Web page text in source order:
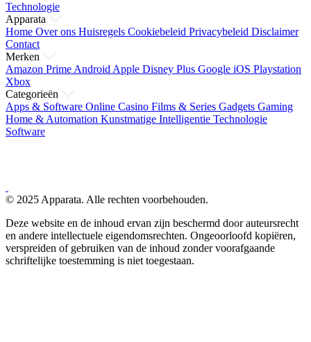
Technologie
Apparata
Home Over ons Huisregels Cookiebeleid Privacybeleid Disclaimer
Contact
Merken
Amazon PrimeAndroidApple Disney Plus Google iOS Playstation
Xbox
Categorieën
Apps & Software Online Casino Films & Series Gadgets Gaming
Home & Automation Kunstmatige Intelligentie Technologie
Software
© 2025 Apparata. Alle rechten voorbehouden.
Deze website en de inhoud ervan zijn beschermd door auteursrecht
en andere intellectuele eigendomsrechten. Ongeoorloofd kopiëren,
verspreiden of gebruiken van de inhoud zonder voorafgaande
schriftelijke toestemming is niet toegestaan.